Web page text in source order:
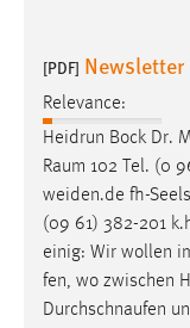
[PDF]
Relevance:
Heidrun Bock Dr.
Raum 102 Tel. (0
weiden.de fh-
(09 61) 382-201
einig: Wir wollen
fen, wo zwischen
Durchschnaufen